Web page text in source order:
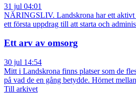
31 jul 04:01
NÄRINGSLIV. Landskrona har ett aktivt
ett första uppdrag till att starta och
Ett arv av omsorg
30 jul 14:54
Mitt i Landskrona finns platser som de
på vad de en gång betydde. Hörnet
Till arkivet